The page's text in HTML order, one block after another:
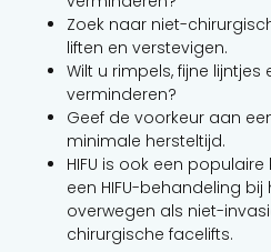
Zoek naar niet-
liften en verstevigen.
Wilt u rimpels, fijne
verminderen?
Geef de voorkeur aan
minimale hersteltijd.
HIFU is ook een
een HIFU-behandeling
overwegen als niet-
chirurgische facelifts.